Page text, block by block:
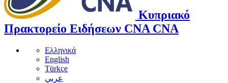
Κυπριακό
Πρακτορείο Ειδήσεων CNA CNA
Ελληνικά
English
Türkçe
عربي